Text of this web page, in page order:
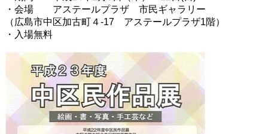
・会場 アステールプラザ 市民ギャラリー
（広島市中区加古町４-17 アステールプラザ1階）
・入場無料